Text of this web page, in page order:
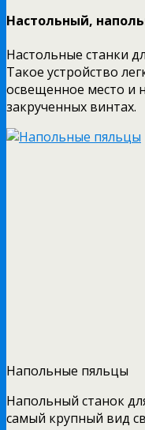
Настольный,
Настольные станки
Такое устройство
освещенное место и
закрученных винтах.
Напольные пяльцы
Напольный станок
самый крупный вид